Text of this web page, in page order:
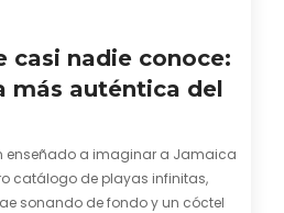
casi nadie conoce:
más auténtica del
enseñado a imaginar a Jamaica
catálogo de playas infinitas,
sonando de fondo y un cóctel